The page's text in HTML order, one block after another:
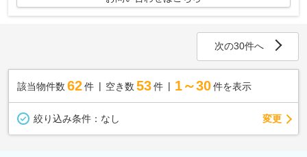
次の30件へ
該当物件数 62件 空き数 53 件 1～30 件を表示
絞り込み条件： なし 変更